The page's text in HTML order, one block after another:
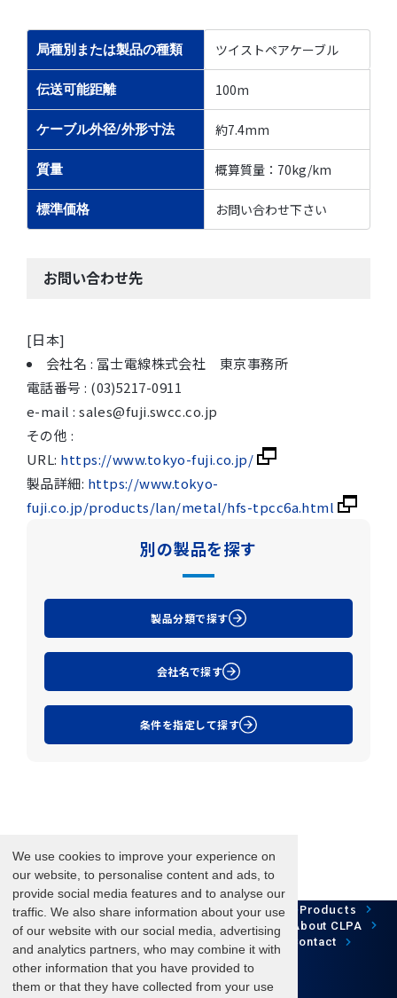
We use cookies to improve your experience on
our website, to personalise content and ads, to
provide social media features and to analyse our
traffic. We also share information about your use
of our website with our social media, advertising
and analytics partners, who may combine it with
other information that you have provided to
them or that they have collected from your use
局種別または製品の種類 ツイストペアケーブル
伝送可能距離 100m
ケーブル外径/外形寸法 約7.4mm
質量 概算質量：70kg/km
標準価格 お問い合わせ下さい
お問い合わせ先
[日本]
会社名 : 冨士電線株式会社 東京事務所
電話番号 : (03)5217-0911
e-mail : sales@fuji.swcc.co.jp
その他 :
URL: https://www.tokyo-fuji.co.jp/
製品詳細: https://www.tokyo-
fuji.co.jp/products/lan/metal/hfs-tpcc6a.html
別の製品を探す
製品分類で探す
会社名で探す
条件を指定して探す
HOME Network Technology Case Study Products
Downloads Development News/Events About CLPA
Update Information SiteMap Contact